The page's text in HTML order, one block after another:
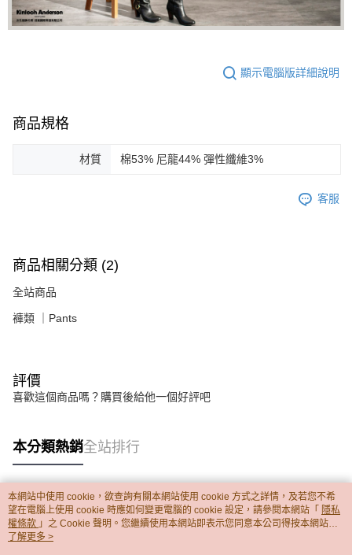
顯示電腦版詳細說明
商品規格
材質 棉53% 尼龍44% 彈性纖維3%
客服
商品相關分類 (2)
全站商品
褲類 ｜Pants
評價
喜歡這個商品嗎？購買後給他一個好評吧
本分類熱銷全站排行
熱門標籤
本網站中使用 cookie，欲查詢有關本網站使用 cookie 方式之詳情，及若您不希
望在電腦上使用 cookie 時應如何變更電腦的 cookie 設定，請參閱本網站「 隱私
權條款 」之 Cookie 聲明。您繼續使用本網站即表示您同意本公司得按本網站使
用條款之 Cookie 聲明使用 cookie。
了解更多 >